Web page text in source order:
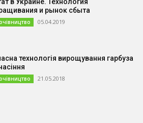
и рынок сбыта
05.04.2019
технологія вирощування гарбуза
21.05.2018